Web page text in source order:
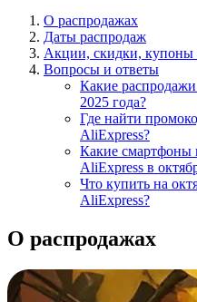
О распродажах
Даты распродаж
Акции, скидки,
Вопросы и ответы
Какие
2025 года?
Где найти
AliExpress?
Какие смартфоны
AliExpress в
Что купить на
AliExpress?
О распродажах